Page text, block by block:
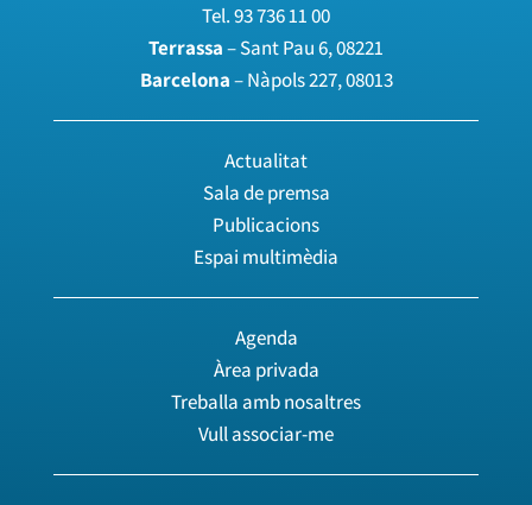
Tel.93 736 11 00
Terrassa– Sant Pau 6, 08221
Barcelona– Nàpols 227, 08013
Actualitat
Sala de premsa
Publicacions
Espai multimèdia
Agenda
Àrea privada
Treballa amb nosaltres
Vull associar-me